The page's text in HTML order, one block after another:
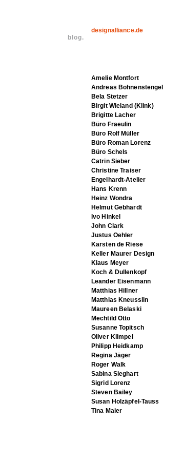
blog.
designalliance.de
Amelie Montfort
Andreas Bohnenstengel
Bela Stetzer
Birgit Wieland (Klink)
Brigitte Lacher
Büro Fraeulin
Büro Rolf Müller
Büro Roman Lorenz
Büro Schels
Catrin Sieber
Christine Traiser
Engelhardt-Atelier
Hans Krenn
Heinz Wondra
Helmut Gebhardt
Ivo Hinkel
John Clark
Justus Oehler
Karsten de Riese
Keller Maurer Design
Klaus Meyer
Koch & Dullenkopf
Leander Eisenmann
Matthias Hillner
Matthias Kneusslin
Maureen Belaski
Mechtild Otto
Susanne Topitsch
Oliver Klimpel
Philipp Heidkamp
Regina Jäger
Roger Walk
Sabina Sieghart
Sigrid Lorenz
Steven Bailey
Susan Holzäpfel-Tauss
Tina Maier